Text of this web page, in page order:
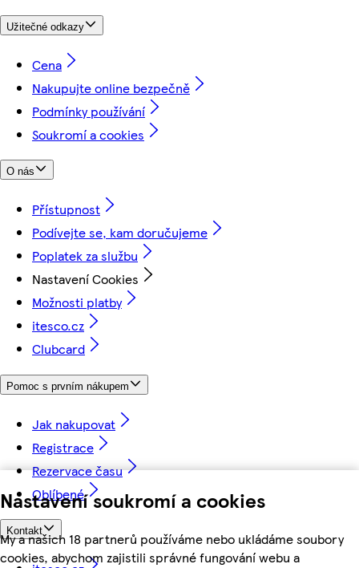
Nastavení soukromí a cookies
My a našich 18 partnerů používáme nebo ukládáme soubory
cookies, abychom zajistili správné fungování webu a
Užitečné odkazy
Cena
Nakupujte online bezpečně
Podmínky používání
Soukromí a cookies
O nás
Přístupnost
Podívejte se, kam doručujeme
Poplatek za službu
Nastavení Cookies
Možnosti platby
itesco.cz
Clubcard
Pomoc s prvním nákupem
Jak nakupovat
Registrace
Rezervace času
Oblíbené
Kontakt